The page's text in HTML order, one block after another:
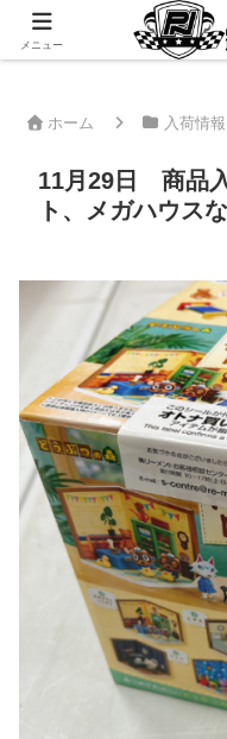
千葉県君津市でラジコンやプラ
ホーム 入荷情報
11月29日 商品
ト、メガハウス
メニュー